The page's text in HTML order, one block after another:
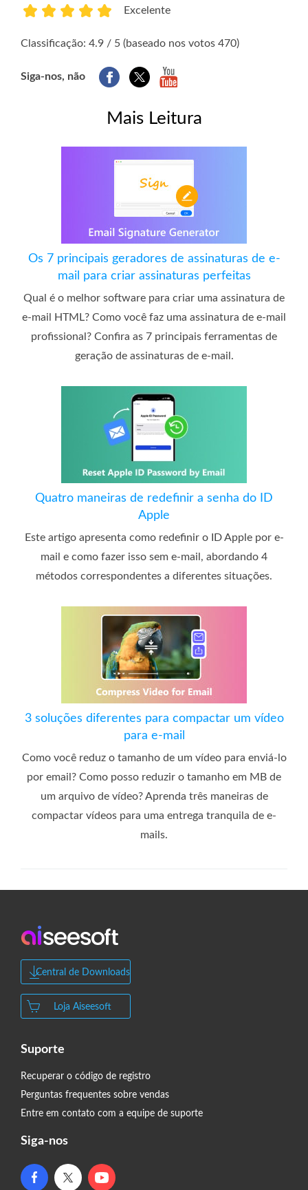
Excelente
Classificação: 4.9 / 5 (baseado nos votos 470)
Siga-nos, não
Mais Leitura
Os 7 principais geradores de assinaturas de e-
mail para criar assinaturas perfeitas
Qual é o melhor software para criar uma assinatura de
e-mail HTML? Como você faz uma assinatura de e-mail
profissional? Confira as 7 principais ferramentas de
geração de assinaturas de e-mail.
Quatro maneiras de redefinir a senha do ID
Apple
Este artigo apresenta como redefinir o ID Apple por e-
mail e como fazer isso sem e-mail, abordando 4
métodos correspondentes a diferentes situações.
3 soluções diferentes para compactar um vídeo
para e-mail
Como você reduz o tamanho de um vídeo para enviá-lo
por email? Como posso reduzir o tamanho em MB de
um arquivo de vídeo? Aprenda três maneiras de
compactar vídeos para uma entrega tranquila de e-
mails.
Central de Downloads
Loja Aiseesoft
Suporte
Recuperar o código de registro
Perguntas frequentes sobre vendas
Entre em contato com a equipe de suporte
Siga-nos